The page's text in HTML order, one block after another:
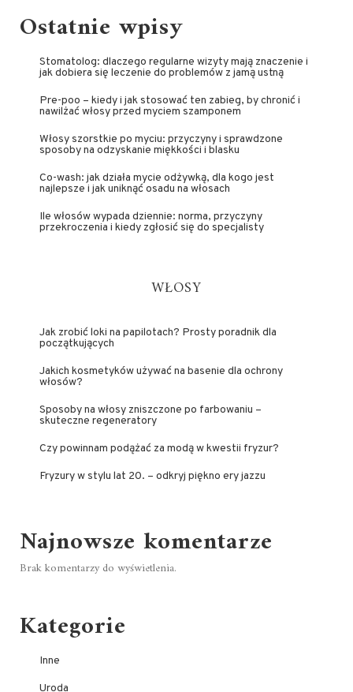
Ostatnie wpisy
Stomatolog: dlaczego regularne wizyty mają znaczenie i
jak dobiera się leczenie do problemów z jamą ustną
Pre-poo – kiedy i jak stosować ten zabieg, by chronić i
nawilżać włosy przed myciem szamponem
Włosy szorstkie po myciu: przyczyny i sprawdzone
sposoby na odzyskanie miękkości i blasku
Co-wash: jak działa mycie odżywką, dla kogo jest
najlepsze i jak uniknąć osadu na włosach
Ile włosów wypada dziennie: norma, przyczyny
przekroczenia i kiedy zgłosić się do specjalisty
WŁOSY
Jak zrobić loki na papilotach? Prosty poradnik dla
początkujących
Jakich kosmetyków używać na basenie dla ochrony
włosów?
Sposoby na włosy zniszczone po farbowaniu –
skuteczne regeneratory
Czy powinnam podążać za modą w kwestii fryzur?
Fryzury w stylu lat 20. – odkryj piękno ery jazzu
Najnowsze komentarze
Brak komentarzy do wyświetlenia.
Kategorie
Inne
Uroda